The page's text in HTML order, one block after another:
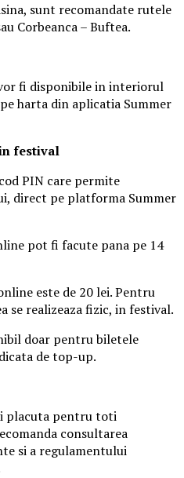
sunt recomandate rutele
Corbeanca – Buftea.
fi disponibile in interiorul
harta din aplicatia Summer
n festival
PIN care permite
direct pe platforma Summer
pot fi facute pana pe 14
este de 20 lei. Pentru
se realizeaza fizic, in festival.
doar pentru biletele
de top-up.
placuta pentru toti
consultarea
si a regulamentului